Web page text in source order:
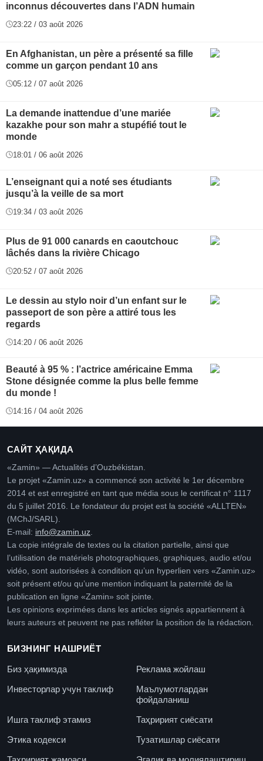
inconnus découvertes dans l’ADN humain
23:22 / 03 août 2026
En Afghanistan, un père a présenté sa fille
comme un garçon pendant 10 ans
05:12 / 07 août 2026
La demande inattendue d’une mariée
kazakhe pour son mahr a stupéfié tout le
monde
18:01 / 06 août 2026
L’enseignant qui a noté ses étudiants
jusqu’à la veille de sa mort
19:34 / 03 août 2026
Plus de 91 000 canards en caoutchouc
lâchés dans la rivière Chicago
20:52 / 07 août 2026
Le dessin au stylo noir d’un enfant sur le
passeport de son père a attiré tous les
regards
14:20 / 06 août 2026
Beauté à 95 % : l’actrice américaine Emma
Stone désignée comme la plus belle femme
du monde !
14:16 / 04 août 2026
САЙТ ҲАҚИДА
«Zamin» — Actualités d’Ouzbékistan.
Le projet «Zamin.uz» a commencé son activité le 1er décembre
2014 et est enregistré en tant que média sous le certificat n° 1117
du 5 juillet 2016. Le fondateur du projet est la société «ALLTEN»
(MChJ/SARL).
E-mail: info@zamin.uz
La copie intégrale de textes ou la citation partielle, ainsi que
l’utilisation de matériels photographiques, graphiques, audio et/ou
vidéo, sont autorisées à condition qu’un hyperlien vers «Zamin.uz»
soit présent et/ou qu’une mention indiquant la paternité de la
publication en ligne «Zamin» soit jointe.
Les opinions exprimées dans les articles signés appartiennent à
leurs auteurs et peuvent ne pas refléter la position de la rédaction.
БИЗНИНГ НАШРИЁТ
Биз ҳақимизда
Реклама жойлаш
Инвесторлар учун таклиф
Маълумотлардан
фойдаланиш
Ишга таклиф этамиз
Таҳририят сиёсати
Этика кодекси
Тузатишлар сиёсати